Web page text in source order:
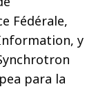
Fédérale,
y
para la